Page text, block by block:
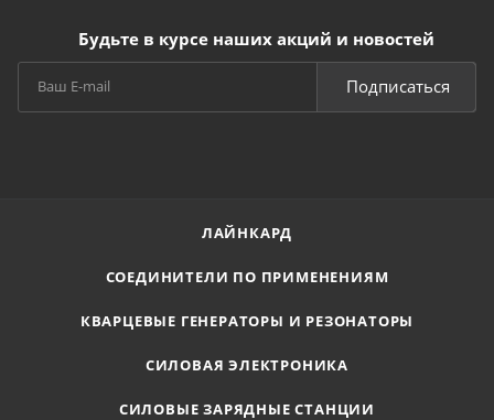
Будьте в курсе наших акций и новостей
Подписаться
ЛАЙНКАРД
СОЕДИНИТЕЛИ ПО ПРИМЕНЕНИЯМ
КВАРЦЕВЫЕ ГЕНЕРАТОРЫ И РЕЗОНАТОРЫ
СИЛОВАЯ ЭЛЕКТРОНИКА
СИЛОВЫЕ ЗАРЯДНЫЕ СТАНЦИИ